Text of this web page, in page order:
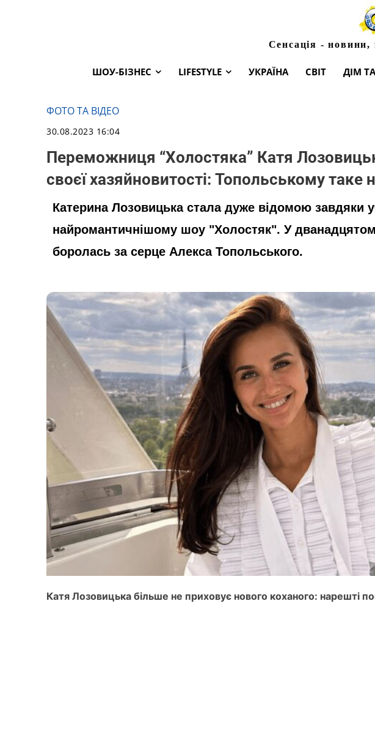
Сенсація - новини,
ШОУ-БІЗНЕС LIFESTYLE УКРАЇНА СВІТ ДІМ
ФОТО ТА ВІДЕО
30.08.2023 16:04
Переможниця “Холостяка” Катя
своєї хазяйновитості: Топольському таке
Катерина Лозовицька стала дуже відомою завдяки
найромантичнішому шоу "Холостяк". У
боролась за серце Алекса Топольського.
Катя Лозовицька більше не приховує нового коханого: нарешті